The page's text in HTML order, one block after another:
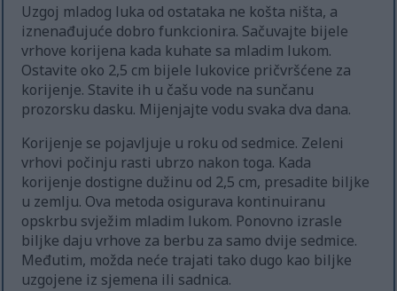
Uzgoj mladog luka od ostataka ne košta ništa, a
iznenađujuće dobro funkcionira. Sačuvajte bijele
vrhove korijena kada kuhate sa mladim lukom.
Ostavite oko 2,5 cm bijele lukovice pričvršćene za
korijenje. Stavite ih u čašu vode na sunčanu
prozorsku dasku. Mijenjajte vodu svaka dva dana.
Korijenje se pojavljuje u roku od sedmice. Zeleni
vrhovi počinju rasti ubrzo nakon toga. Kada
korijenje dostigne dužinu od 2,5 cm, presadite biljke
u zemlju. Ova metoda osigurava kontinuiranu
opskrbu svježim mladim lukom. Ponovno izrasle
biljke daju vrhove za berbu za samo dvije sedmice.
Međutim, možda neće trajati tako dugo kao biljke
uzgojene iz sjemena ili sadnica.